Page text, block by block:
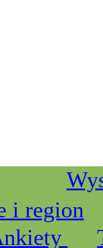
i region